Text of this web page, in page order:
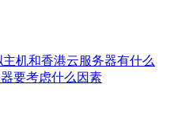
机和香港云服务器有什么
要考虑什么因素